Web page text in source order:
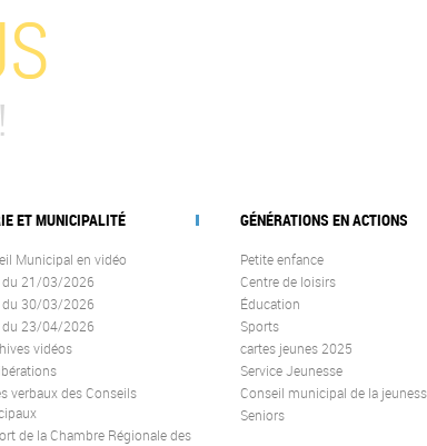
ET MUNICIPALITÉ
Municipal en vidéo
du 21/03/2026
du 30/03/2026
du 23/04/2026
vidéos
verbaux des Conseils
de la Chambre Régionale des
GÉNÉRATIONS EN ACTIONS
Petite enfance
Centre de loisirs
Éducation
Sports
cartes jeunes 2025
Service Jeunesse
Conseil municipal de la
Seniors